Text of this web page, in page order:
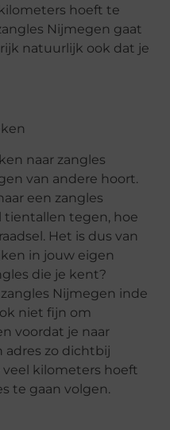
hoeft te
Nijmegen gaat
natuurlijk ook dat je
naar zangles
van andere hoort.
een zangles
tientallen tegen, hoe
Het is dus van
in jouw eigen
die je kent?
Nijmegen inde
niet fijn om
voordat je naar
adres zo dichtbij
kilometers hoeft
te gaan volgen.